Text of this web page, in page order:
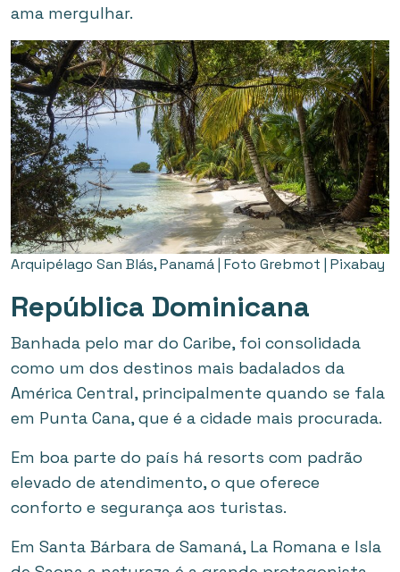
ama mergulhar.
Arquipélago San Blás, Panamá | Foto Grebmot | Pixabay
República Dominicana
Banhada pelo mar do Caribe, foi consolidada
como um dos destinos mais badalados da
América Central, principalmente quando se fala
em Punta Cana, que é a cidade mais procurada.
Em boa parte do país há resorts com padrão
elevado de atendimento, o que oferece
conforto e segurança aos turistas.
Em Santa Bárbara de Samaná, La Romana e Isla